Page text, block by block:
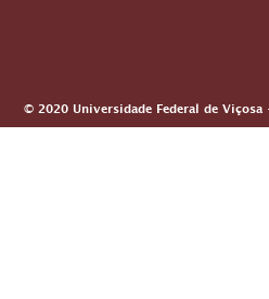
© 2020 Universidade Federal de